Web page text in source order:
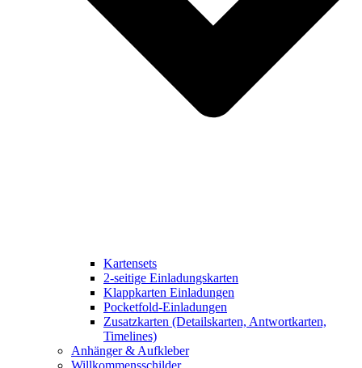
Kartensets
2-seitige Einladungskarten
Klappkarten Einladungen
Pocketfold-Einladungen
Zusatzkarten (Detailskarten, Antwortkarten,
Timelines)
Anhänger & Aufkleber
Willkommensschilder